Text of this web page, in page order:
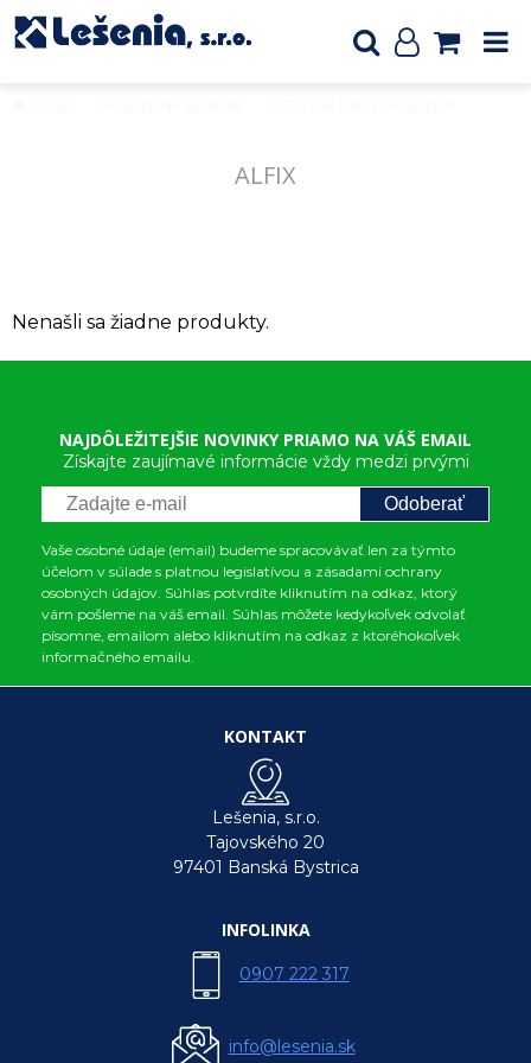
ALFIX
Nenašli sa žiadne produkty.
NAJDÔLEŽITEJŠIE NOVINKY PRIAMO NA VÁŠ EMAIL
Získajte zaujímavé informácie vždy medzi prvými
Odoberať
Vaše osobné údaje (email) budeme spracovávať len za týmto
účelom v súlade s platnou legislatívou a zásadami ochrany
osobných údajov. Súhlas potvrdíte kliknutím na odkaz, ktorý
vám pošleme na váš email. Súhlas môžete kedykoľvek odvolať
písomne, emailom alebo kliknutím na odkaz z ktoréhokoľvek
informačného emailu.
KONTAKT
Lešenia, s.r.o.
Tajovského 20
97401 Banská Bystrica
INFOLINKA
0907 222 317
info@lesenia.sk